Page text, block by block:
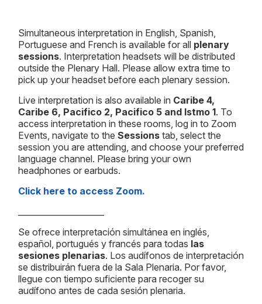
Simultaneous interpretation in English, Spanish,
Portuguese and French is available for all plenary
sessions. Interpretation headsets will be distributed
outside the Plenary Hall. Please allow extra time to
pick up your headset before each plenary session.
Live interpretation is also available in Caribe 4,
Caribe 6, Pacifico 2, Pacifico 5 and Istmo 1. To
access interpretation in these rooms, log in to Zoom
Events, navigate to the Sessions tab, select the
session you are attending, and choose your preferred
language channel. Please bring your own
headphones or earbuds.
Click here to access Zoom.
Se ofrece interpretación simultánea en inglés,
español, portugués y francés para todas las
sesiones plenarias. Los audífonos de interpretación
se distribuirán fuera de la Sala Plenaria. Por favor,
llegue con tiempo suficiente para recoger su
audífono antes de cada sesión plenaria.